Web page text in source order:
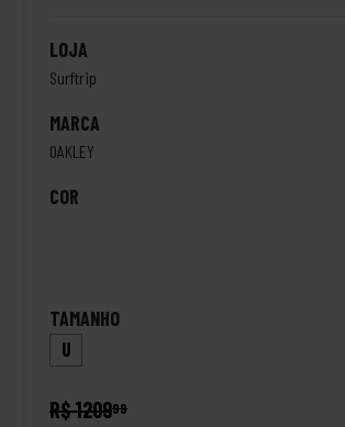
LOJA
Surftrip
MARCA
OAKLEY
COR
TAMANHO
U
R$ 120999